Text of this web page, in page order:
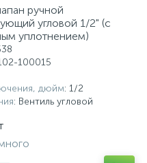
ручной
угловой 1/2" (с
уплотнением)
100015
дюйм: 1/2
: Вентиль угловой